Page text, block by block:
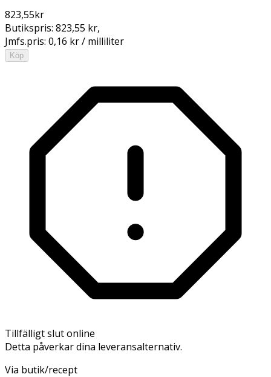
823,55kr
Butikspris: 823,55 kr,
Jmfs.pris: 0,16 kr / milliliter
Köp
Tillfälligt slut online
Detta påverkar dina leveransalternativ.
Via butik/recept